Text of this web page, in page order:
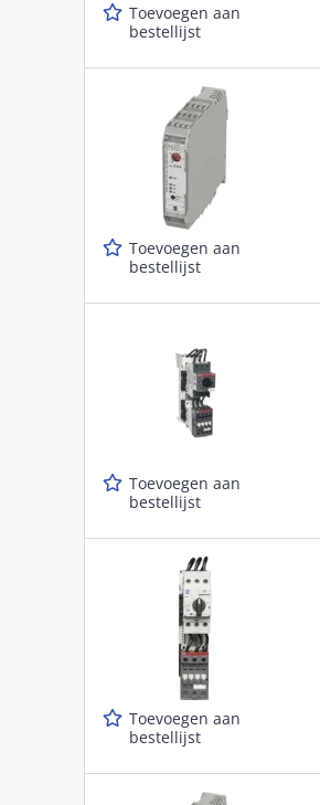
Toevoegen aan
bestellijst
Toevoegen aan
bestellijst
Toevoegen aan
bestellijst
Toevoegen aan
bestellijst